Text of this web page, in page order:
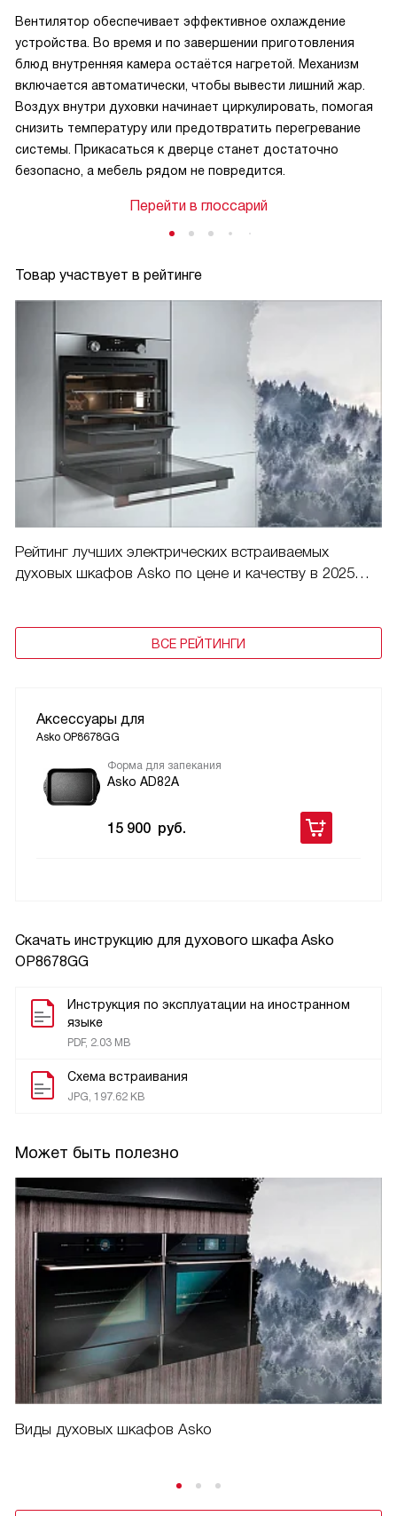
Скачать инструкцию для духового шкафа Asko
OP8678GG
Инструкция по эксплуатации на иностранном
языке
PDF, 2.03 MB
Схема встраивания
JPG, 197.62 KB
Может быть полезно
Виды духовых шкафов Asko
Вентилятор обеспечивает эффективное охлаждение
устройства. Во время и по завершении приготовления
блюд внутренняя камера остаётся нагретой. Механизм
включается автоматически, чтобы вывести лишний жар.
Воздух внутри духовки начинает циркулировать, помогая
снизить температуру или предотвратить перегревание
системы. Прикасаться к дверце станет достаточно
безопасно, а мебель рядом не повредится.
Перейти в глоссарий
Товар участвует в рейтинге
Рейтинг лучших электрических встраиваемых
духовых шкафов Asko по цене и качеству в 2025
ВСЕ РЕЙТИНГИ
Аксессуары для
Asko OP8678GG
Форма для запекания
Asko AD82A
15 900 руб.